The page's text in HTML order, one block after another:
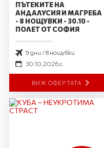
ПЪТЕКИТЕ НА
АНДАЛУСИЯ И МАГРЕБА
- 8 НОЩУВКИ - 30.10 -
ПОЛЕТ ОТ СОФИЯ
9 дни / 8 нощувки
30.10.2026 г.
ВИЖ ОФЕРТАТА